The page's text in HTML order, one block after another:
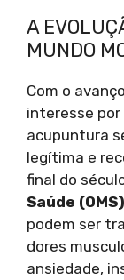
A
MUNDO
Com o
interesse
acupuntura
legítima e
final do
Saúde (OMS)
podem ser
dores
ansiedade,